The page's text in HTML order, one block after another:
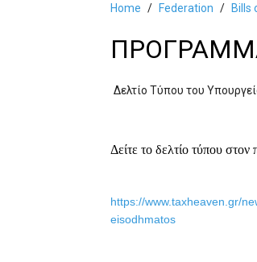
Home Federation Bills
Δελτίο Τύπου του
Δείτε το δελτίο τύπου
https://www.taxheaven.gr/
eisodhmatos